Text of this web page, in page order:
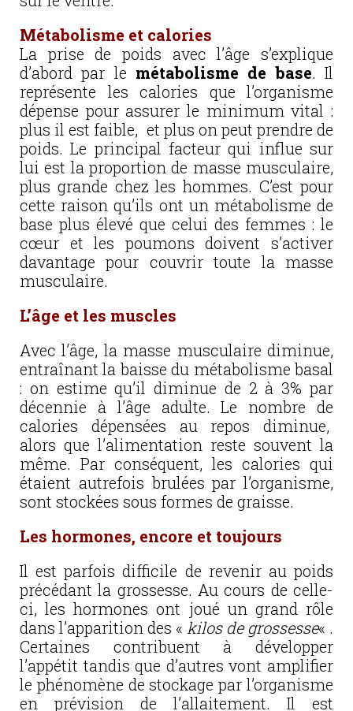
Métabolisme et calories
La prise de poids avec l’âge s’explique
d’abord par le métabolisme de base. Il
représente les calories que l’organisme
dépense pour assurer le minimum vital :
plus il est faible, et plus on peut prendre de
poids. Le principal facteur qui influe sur
lui est la proportion de masse musculaire,
plus grande chez les hommes. C’est pour
cette raison qu’ils ont un métabolisme de
base plus élevé que celui des femmes : le
cœur et les poumons doivent s’activer
davantage pour couvrir toute la masse
musculaire.
L’âge et les muscles
Avec l’âge, la masse musculaire diminue,
entraînant la baisse du métabolisme basal
: on estime qu’il diminue de 2 à 3% par
décennie à l’âge adulte. Le nombre de
calories dépensées au repos diminue,
alors que l’alimentation reste souvent la
même. Par conséquent, les calories qui
étaient autrefois brulées par l’organisme,
sont stockées sous formes de graisse.
Les hormones, encore et toujours
Il est parfois difficile de revenir au poids
précédant la grossesse. Au cours de celle-
ci, les hormones ont joué un grand rôle
dans l’apparition des « kilos de grossesse« .
Certaines contribuent à développer
l’appétit tandis que d’autres vont amplifier
le phénomène de stockage par l’organisme
en prévision de l’allaitement. Il est